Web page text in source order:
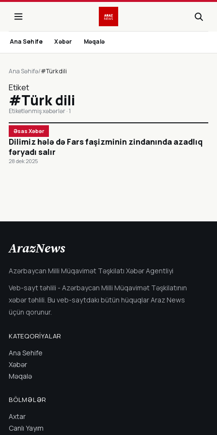
Ana Sehife Xəbər Məqalə
Ana Səhifə/#Türk dili
Etiket
#Türk dili
Etiketlənmiş xəbərlər · 1
Əsas Xəbər
Dilimiz hələ də Fars faşizminin zindanında azadlıq
fəryadı salır
28 dek 2025
ArazNews
Azərbaycan Milli Müqavimət Təşkilatı Xəbər Agentliyi
Veb-sayt təhlili - Azərbaycan Milli Müqavimət Təşkilatının
xəbər təhlili. Bu veb-saytdakı bütün hüquqlar Araz News
üçün qorunur.
KATEQORIYALAR
Ana Sehife
Xəbər
Məqalə
BÖLMƏLƏR
Axtar
Canlı Yayım